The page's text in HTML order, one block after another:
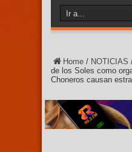
Home / NOTICIAS
de los Soles como
Choneros causan